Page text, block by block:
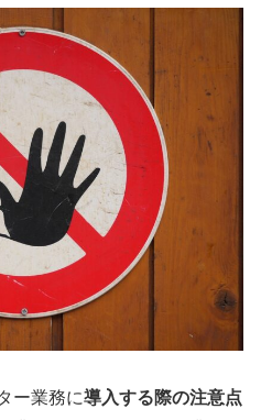
ー業務に導入する際の注意点